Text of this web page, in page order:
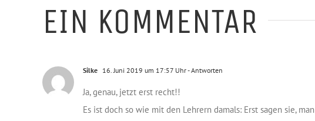
EIN KOMMENTAR
Silke 16. Juni 2019 um 17:57 Uhr- Antworten
Ja, genau, jetzt erst recht!!
Es ist doch so wie mit den Lehrern damals: Erst sagen sie,